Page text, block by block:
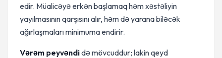
edir. Müalicəyə erkən başlamaq həm xəstəliyin
yayılmasının qarşısını alır, həm də yarana biləcək
ağırlaşmaları minimuma endirir.
Vərəm peyvəndidə mövcuddur; lakin qeyd